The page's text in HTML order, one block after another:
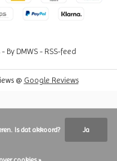
- By DMWS - RSS-feed
@ Google Reviews
Is dat akkoord? Ja